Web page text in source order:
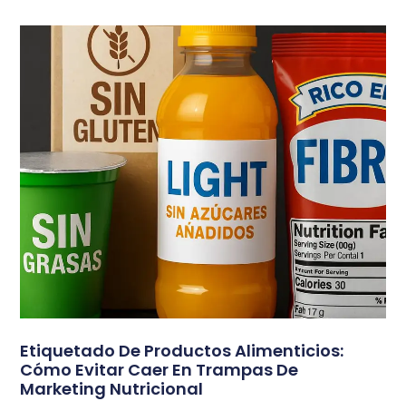
Etiquetado De Productos Alimenticios:
Cómo Evitar Caer En Trampas De
Marketing Nutricional